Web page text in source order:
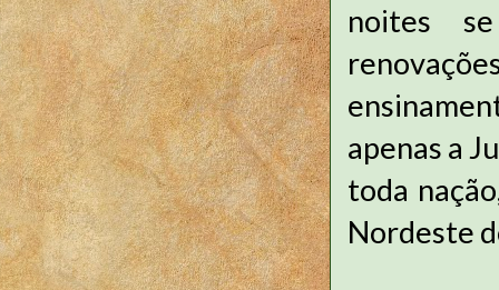
noites
apenas a
toda
Nordeste